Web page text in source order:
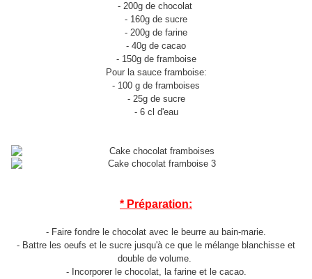
- 200g de chocolat
- 160g de sucre
- 200g de farine
- 40g de cacao
- 150g de framboise
Pour la sauce framboise:
- 100 g de framboises
- 25g de sucre
- 6 cl d'eau
* Préparation:
- Faire fondre le chocolat avec le beurre au bain-marie.
- Battre les oeufs et le sucre jusqu'à ce que le mélange blanchisse et
double de volume.
- Incorporer le chocolat, la farine et le cacao.